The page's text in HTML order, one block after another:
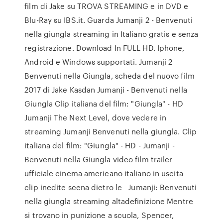
film di Jake su TROVA STREAMING e in DVD e
Blu-Ray su IBS.it. Guarda Jumanji 2 - Benvenuti
nella giungla streaming in Italiano gratis e senza
registrazione. Download In FULL HD. Iphone,
Android e Windows supportati. Jumanji 2
Benvenuti nella Giungla, scheda del nuovo film
2017 di Jake Kasdan Jumanji - Benvenuti nella
Giungla Clip italiana del film: "Giungla" - HD
Jumanji The Next Level, dove vedere in
streaming Jumanji Benvenuti nella giungla. Clip
italiana del film: "Giungla" - HD - Jumanji -
Benvenuti nella Giungla video film trailer
ufficiale cinema americano italiano in uscita
clip inedite scena dietro le Jumanji: Benvenuti
nella giungla streaming altadefinizione Mentre
si trovano in punizione a scuola, Spencer,